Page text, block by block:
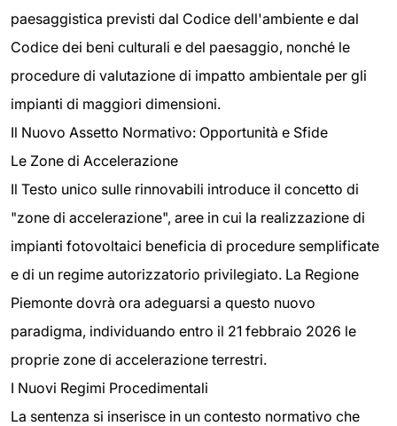
paesaggistica previsti dal Codice dell'ambiente e dal
Codice dei beni culturali e del paesaggio, nonché le
procedure di valutazione di impatto ambientale per gli
impianti di maggiori dimensioni.
Il Nuovo Assetto Normativo: Opportunità e Sfide
Le Zone di Accelerazione
Il Testo unico sulle rinnovabili introduce il concetto di
"zone di accelerazione", aree in cui la realizzazione di
impianti fotovoltaici beneficia di procedure semplificate
e di un regime autorizzatorio privilegiato. La Regione
Piemonte dovrà ora adeguarsi a questo nuovo
paradigma, individuando entro il 21 febbraio 2026 le
proprie zone di accelerazione terrestri.
I Nuovi Regimi Procedimentali
La sentenza si inserisce in un contesto normativo che